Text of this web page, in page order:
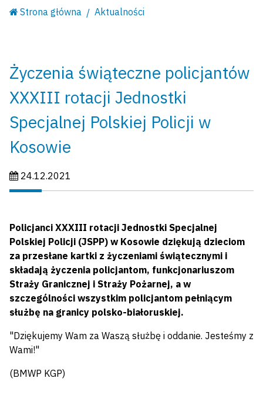
Strona główna Aktualności
Życzenia świąteczne policjantów
XXXIII rotacji Jednostki
Specjalnej Polskiej Policji w
Kosowie
Data publikacji:
24.12.2021
Policjanci XXXIII rotacji Jednostki Specjalnej
Polskiej Policji (JSPP) w Kosowie dziękują dzieciom
za przesłane kartki z życzeniami świątecznymi i
składają życzenia policjantom, funkcjonariuszom
Straży Granicznej i Straży Pożarnej, a w
szczególności wszystkim policjantom pełniącym
służbę na granicy polsko-białoruskiej.
"Dziękujemy Wam za Waszą służbę i oddanie. Jesteśmy z
Wami!"
(BMWP KGP)